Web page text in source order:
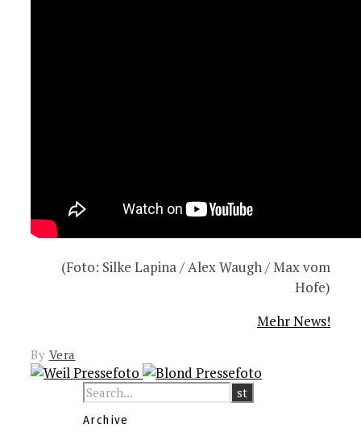
(Foto: Silke Lapina / Alex Waugh / Max vom
Hofe)
Mehr News!
By Vera
Archive